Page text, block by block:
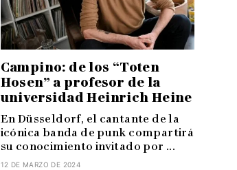
Campino: de los “Toten
Hosen” a profesor de la
universidad Heinrich Heine
En Düsseldorf, el cantante de la
icónica banda de punk compartirá
su conocimiento invitado por ...
12 DE MARZO DE 2024